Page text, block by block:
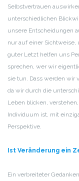
Selbstvertrauen
unterschiedlichen
unsere Entscheidungen
nur auf einer Sichtweise,
guter Letzt helfen uns
sprechen, wer wir
sie tun. Dass werden wir
da wir durch die
Leben blicken,
Individuum ist, mit
Perspektive.
Ist Veränderung ein
Ein verbreiteter